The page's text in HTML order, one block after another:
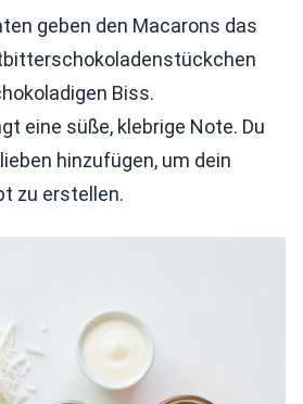
geben den Macarons das
Biss.
eine süße, klebrige Note. Du
hinzufügen, um dein
zu erstellen.